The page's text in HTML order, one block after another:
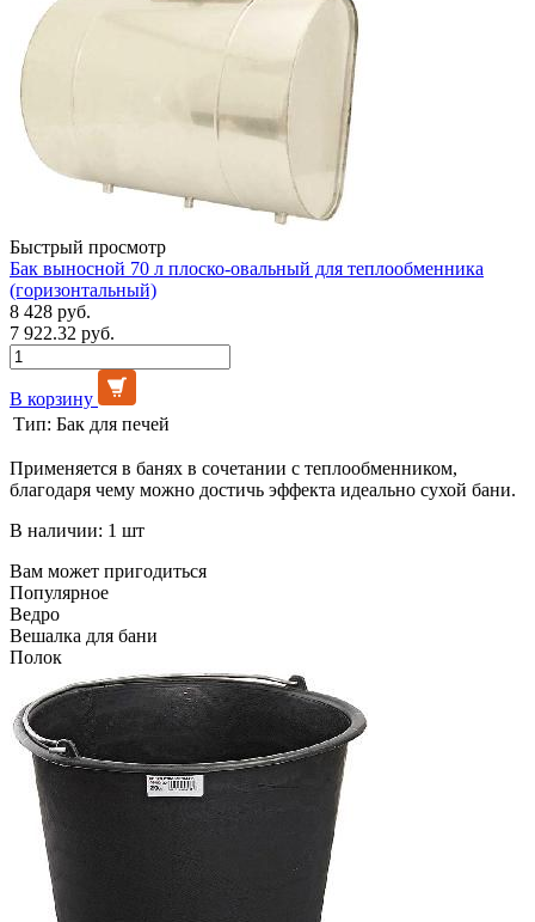
Быстрый просмотр
Бак выносной 70 л плоско-овальный для теплообменника
(горизонтальный)
8 428 руб.
7 922.32 руб.
В корзину
Тип: Бак для печей
Применяется в банях в сочетании с теплообменником,
благодаря чему можно достичь эффекта идеально сухой бани.
В наличии: 1 шт
Вам может пригодиться
Популярное
Ведро
Вешалка для бани
Полок